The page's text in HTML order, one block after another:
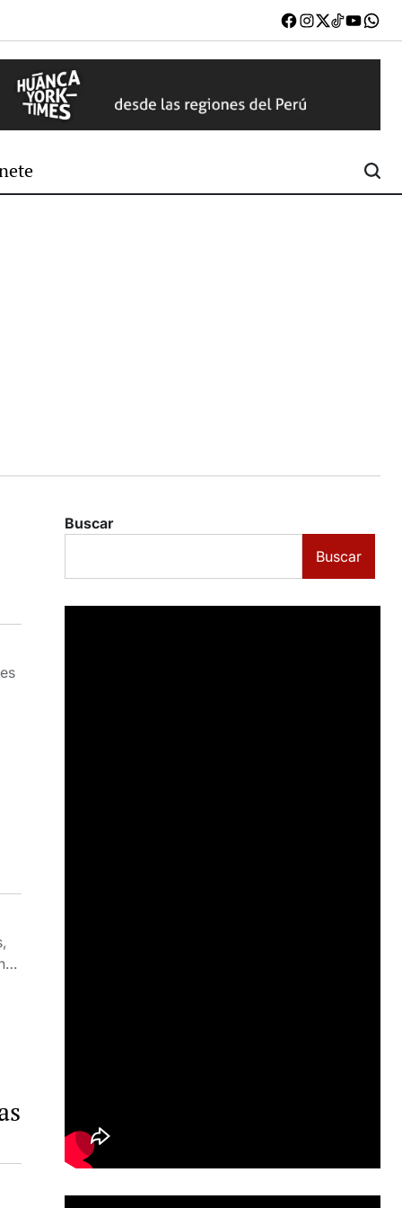
Facebook
Instagram
X TikTok
W
Buscar
Buscar